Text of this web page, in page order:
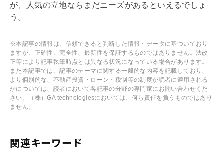
が、人気の立地ならまだニーズがあるといえるでしょ
う。
※本記事の情報は、信頼できると判断した情報・データに基づいており
ますが、正確性、完全性、最新性を保証するものではありません。法改
正等により記事執筆時点とは異なる状況になっている場合があります。
また本記事では、記事のテーマに関する一般的な内容を記載しており、
より個別的な、不動産投資・ローン・税制等の制度が読者に適用される
かについては、読者において各記事の分野の専門家にお問い合わせくだ
さい。（株）GA technologiesにおいては、何ら責任を負うものではあり
ません。
関連キーワード